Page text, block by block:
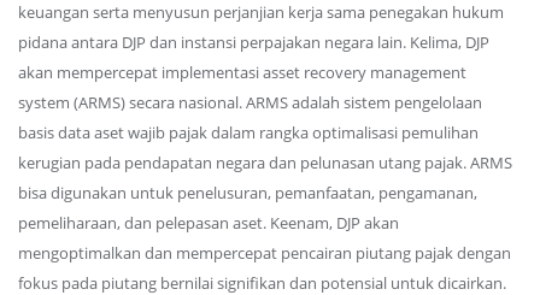
keuangan serta menyusun perjanjian kerja sama penegakan hukum
pidana antara DJP dan instansi perpajakan negara lain. Kelima, DJP
akan mempercepat implementasi asset recovery management
system (ARMS) secara nasional. ARMS adalah sistem pengelolaan
basis data aset wajib pajak dalam rangka optimalisasi pemulihan
kerugian pada pendapatan negara dan pelunasan utang pajak. ARMS
bisa digunakan untuk penelusuran, pemanfaatan, pengamanan,
pemeliharaan, dan pelepasan aset. Keenam, DJP akan
mengoptimalkan dan mempercepat pencairan piutang pajak dengan
fokus pada piutang bernilai signifikan dan potensial untuk dicairkan.